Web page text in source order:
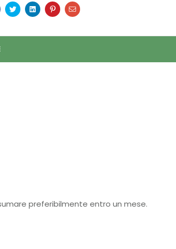
TwitterLinkedinPinterestEmail
preferibilmente entro un mese.